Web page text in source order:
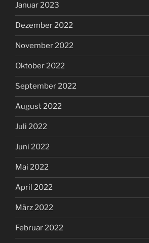
Januar 2023
Dezember 2022
November 2022
Oktober 2022
September 2022
August 2022
Juli 2022
Juni 2022
Mai 2022
April 2022
März 2022
Februar 2022